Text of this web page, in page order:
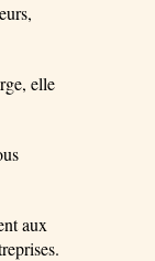
elle
aux